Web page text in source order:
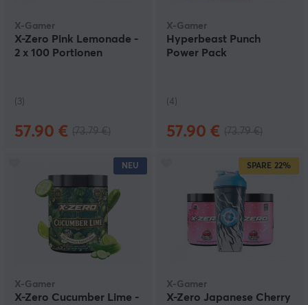
X-Gamer
X-Zero Pink Lemonade -
2 x 100 Portionen
(3)
57.90 €
X-Gamer
Hyperbeast Punch
Power Pack
(4)
57.90 €
NEU
X-Gamer
X-Zero Cucumber Lime -
SPARE 22%
X-Gamer
X-Zero Japanese Cherry